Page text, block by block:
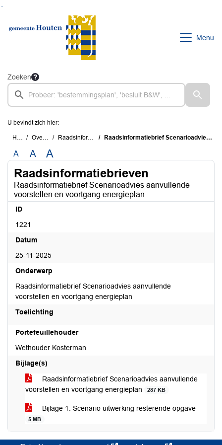
Menu
Zoeken
U bevindt zich hier:
Home Overzichten Raadsinformatiebrieven Raadsinformatiebrief Scenarioadvies aanvullende voorstellen en voortgang energieplan
A A A
Raadsinformatiebrieven
Raadsinformatiebrief Scenarioadvies aanvullende
voorstellen en voortgang energieplan
ID
1221
Datum
25-11-2025
Onderwerp
Raadsinformatiebrief Scenarioadvies aanvullende
voorstellen en voortgang energieplan
Toelichting
Portefeuillehouder
Wethouder Kosterman
Bijlage(s)
Raadsinformatiebrief Scenarioadvies aanvullende
voorstellen en voortgang energieplan
287 KB
Bijlage 1. Scenario uitwerking resterende opgave
5 MB